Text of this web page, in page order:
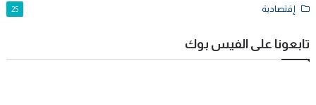
إقتصادية 25
تابعونا على الفيس بوك